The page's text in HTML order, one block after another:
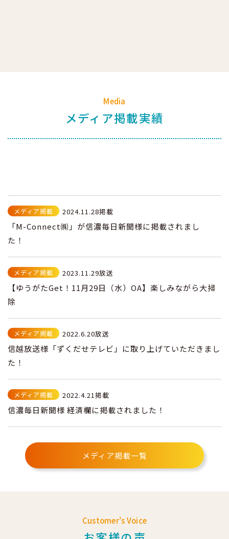
Media
メディア掲載実績
メディア掲載 2024.11.28掲載
「M-Connect㈱」が信濃毎日新聞様に掲載されまし
た！
メディア掲載 2023.11.29放送
【ゆうがたGet！11月29日（水）OA】楽しみながら大掃
除
メディア掲載 2022.6.20放送
信越放送様「ずくだせテレビ」に取り上げていただきまし
た！
メディア掲載 2022.4.21掲載
信濃毎日新聞様 経済欄に掲載されました！
メディア掲載一覧
Customer's Voice